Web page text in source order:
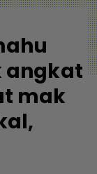
angkat
mak